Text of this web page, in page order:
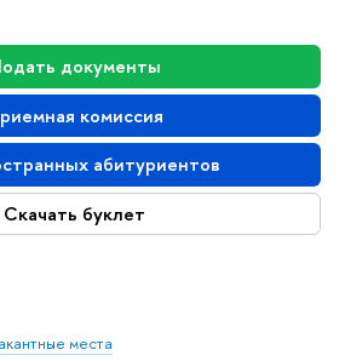
документы
комиссия
абитуриентов
Скачать буклет
места